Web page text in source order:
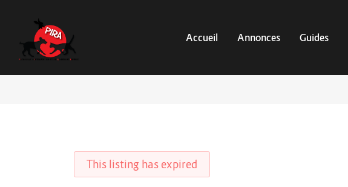
Accueil Annonces Guides
This listing has expired